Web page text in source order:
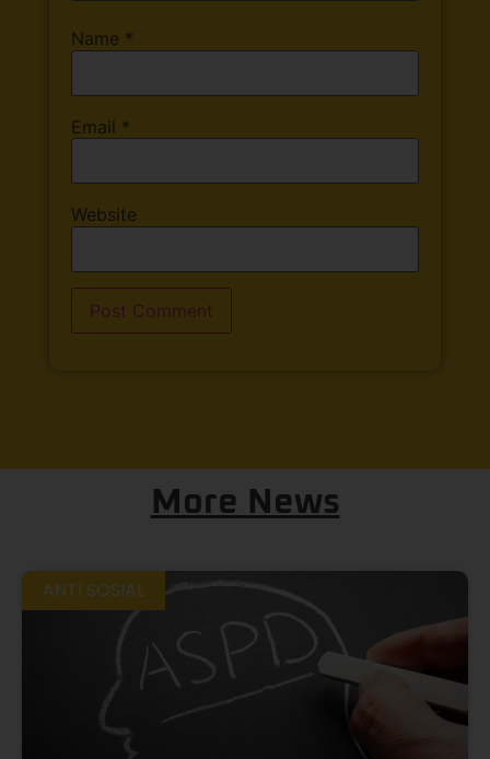
Name *
Email *
Website
More News
ANTI SOSIAL